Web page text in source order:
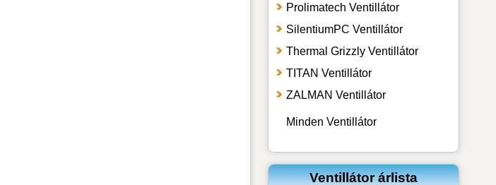
Prolimatech Ventillátor
SilentiumPC Ventillátor
Thermal Grizzly Ventillátor
TITAN Ventillátor
ZALMAN Ventillátor
Minden Ventillátor
Ventillátor árlista